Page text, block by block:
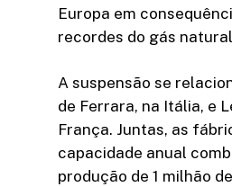
Europa em
recordes do gás
A suspensão se
de Ferrara, na Itália, e
França. Juntas, as
capacidade anual
produção de 1 milhão